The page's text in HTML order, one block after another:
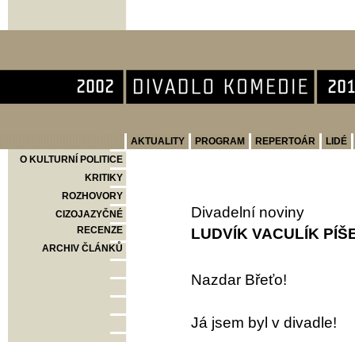
AKTUALITY PROGRAM REPERTOÁR
LIDÉ
O KULTURNÍ POLITICE
KRITIKY
ROZHOVORY
CIZOJAZYČNÉ
RECENZE
ARCHIV ČLÁNKŮ
Divadelní noviny
LUDVÍK VACULÍK
Nazdar Břeťo!
Já jsem byl v divadle!